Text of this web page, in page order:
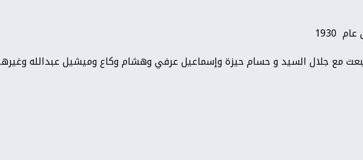
مع جلال السيد و حسام حيزة وإسماعيل عرفي وهشام وكاع وميشيل عبدالله